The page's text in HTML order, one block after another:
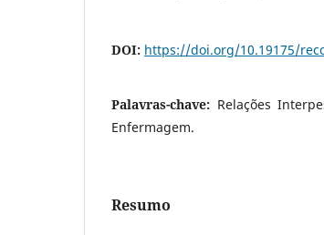
DOI: https://doi.org/10.19175/
Palavras-chave: Relações
Enfermagem.
Resumo